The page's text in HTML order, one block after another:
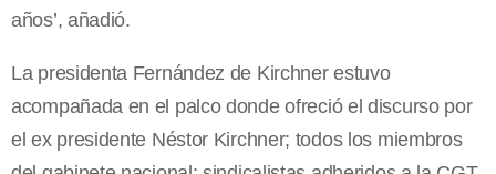
años’, añadió.
La presidenta Fernández de Kirchner estuvo
acompañada en el palco donde ofreció el discurso por
el ex presidente Néstor Kirchner; todos los miembros